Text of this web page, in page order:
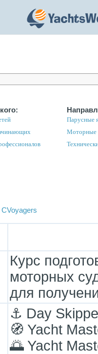
Парусные
Моторные
Курс
моторных
для
⚓ Day
🧭 Yacht
🌅 Yacht